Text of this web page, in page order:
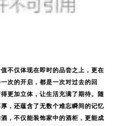
不仅体现在即时的品尝之上，更在
次的开启，都是一次对过去的回
更加立体，让生活充满了期待。随
，还蕴含了无数个难忘瞬间的记忆
，不仅能装饰家中的酒柜，更能成